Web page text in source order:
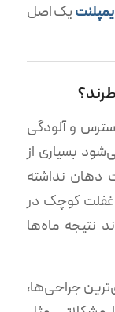
یک اصل
و آلودگی
بسیاری از
دهان نداشته
غفلت کوچک در
نتیجه ماه‌ها
جراحی‌ها،